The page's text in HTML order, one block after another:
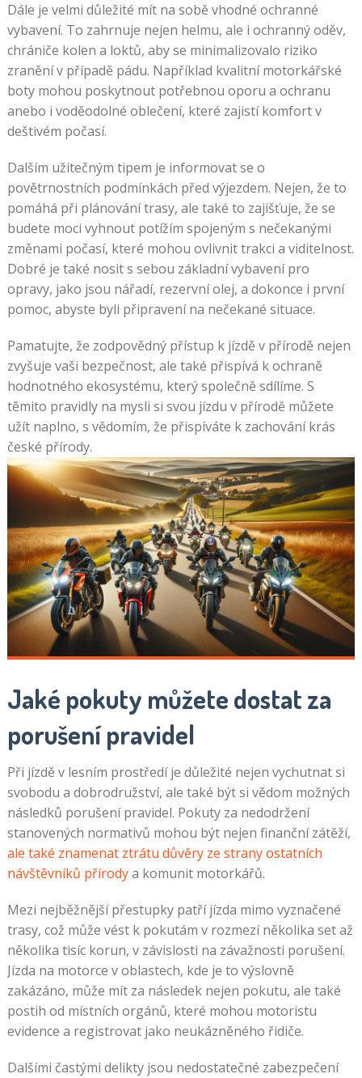
Dále je velmi důležité mít na sobě vhodné ochranné
vybavení. To zahrnuje nejen helmu, ale i ochranný oděv,
chrániče kolen a loktů, aby se minimalizovalo riziko
zranění v případě pádu. Například kvalitní motorkářské
boty mohou poskytnout potřebnou oporu a ochranu
anebo i voděodolné oblečení, které zajistí komfort v
deštivém počasí.
Dalším užitečným tipem je informovat se o
povětrnostních podmínkách před výjezdem. Nejen, že to
pomáhá při plánování trasy, ale také to zajišťuje, že se
budete moci vyhnout potížím spojeným s nečekanými
změnami počasí, které mohou ovlivnit trakci a viditelnost.
Dobré je také nosit s sebou základní vybavení pro
opravy, jako jsou nářadí, rezervní olej, a dokonce i první
pomoc, abyste byli připravení na nečekané situace.
Pamatujte, že zodpovědný přístup k jízdě v přírodě nejen
zvyšuje vaši bezpečnost, ale také přispívá k ochraně
hodnotného ekosystému, který společně sdílíme. S
těmito pravidly na mysli si svou jízdu v přírodě můžete
užít naplno, s vědomím, že přispíváte k zachování krás
české přírody.
Jaké pokuty můžete dostat za
porušení pravidel
Při jízdě v lesním prostředí je důležité nejen vychutnat si
svobodu a dobrodružství, ale také být si vědom možných
následků porušení pravidel. Pokuty za nedodržení
stanovených normativů mohou být nejen finanční zátěží,
ale také znamenat ztrátu důvěry ze strany ostatních
návštěvníků přírodya komunit motorkářů.
Mezi nejběžnější přestupky patří jízda mimo vyznačené
trasy, což může vést k pokutám v rozmezí několika set až
několika tisíc korun, v závislosti na závažnosti porušení.
Jízda na motorce v oblastech, kde je to výslovně
zakázáno, může mít za následek nejen pokutu, ale také
postih od místních orgánů, které mohou motoristu
evidence a registrovat jako neukázněného řidiče.
Dalšími častými delikty jsou nedostatečné zabezpečení